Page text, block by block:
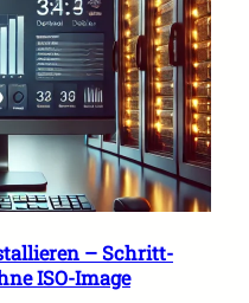
– Schritt-
ISO-Image